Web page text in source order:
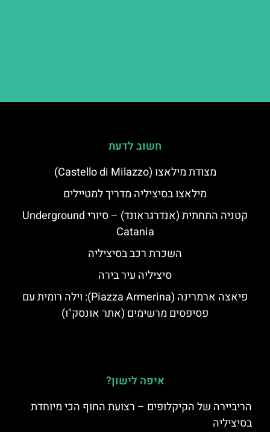
חשוב לדעת
מצודת מילאצו (Castello di Milazzo)
מילאצו בסיציליה מדריך למטיילים
קטניה התחתית (אנדרגראונד) – סיורי Underground
Catania
השכרת רכב בסיציליה
סיציליה עיר בירה
פיאצה ארמרינה (Piazza Armerina): וילה רומית עם
פסיפסים מרשימים (אתר אונסק"ו)
איפה לישון?
הריביירה של הקיקלופים – רצועת החוף הכי מיוחדת
בסיציליה